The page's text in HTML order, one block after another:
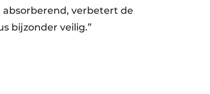
absorberend, verbetert de
bijzonder veilig.”